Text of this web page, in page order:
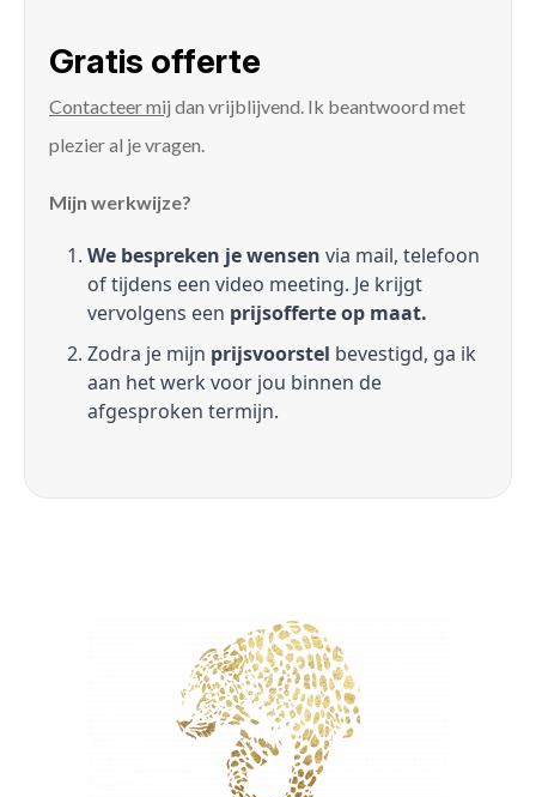
Gratis offerte
Contacteer mij dan vrijblijvend. Ik beantwoord met
plezier al je vragen.
Mijn werkwijze?
We bespreken je wensen via mail, telefoon
of tijdens een video meeting. Je krijgt
vervolgens een prijsofferte op maat.
Zodra je mijn prijsvoorstel bevestigd, ga ik
aan het werk voor jou binnen de
afgesproken termijn.